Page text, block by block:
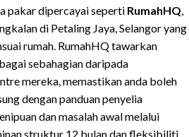
pakar dipercayai seperti RumahHQ,
di Petaling Jaya, Selangor yang
rumah. RumahHQ tawarkan
sebahagian daripada
mereka, memastikan anda boleh
dengan panduan penyelia
dan masalah awal melalui
struktur 12 bulan dan fleksibiliti